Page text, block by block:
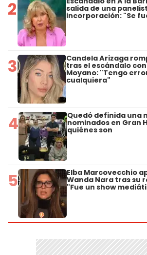
2 salida de una
incorporación: "Se
3 Candela Arizaga
tras el escándalo
Moyano: "Tengo
cualquiera"
4 Quedó definida una
nominados en Gran
quiénes son
5 Elba Marcovecchio
Wanda Nara tras su
"Fue un show